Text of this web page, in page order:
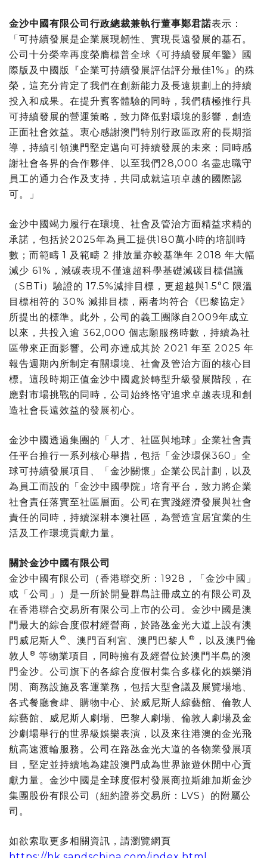
金沙中國有限公司行政總裁兼執行董事鄭君諾表示：
「可持續發展是企業展現韌性、實現長遠發展的基石。
公司十分榮幸再度榮膺標普全球《可持續發展年鑒》國
際版及中國版『企業可持續發展評估評分最佳1%』的殊
榮，這充分肯定了我們在創新能力及長遠規劃上的持續
投入和成果。在提升賓客體驗的同時，我們積極推行具
可持續發展的營運策略，致力降低對環境的影響，創造
正面社會效益。衷心感謝澳門特別行政區政府的長期指
導，持續引領澳門堅定邁向可持續發展的未來；同時感
謝社會各界的合作夥伴、以至我們28,000 名盡忠職守
員工的通力合作及支持，共同成就這項卓越的國際認
可。」
金沙中國竭力履行在環境、社會及管治方面精益求精的
承諾，包括於2025年為員工提供180萬小時的培訓時
數；而範疇 1 及範疇 2 排放量亦較基準年 2018 年大幅
減少 61%，減碳表現不僅遠超科學基礎減碳目標倡議
（SBTi）驗證的 17.5%減排目標，更超越與1.5°C 限溫
目標相符的 30% 減排目標，兩者均符合《巴黎協定》
所提出的標準。此外，公司的義工團隊自2009年成立
以來，共投入逾 362,000 個志願服務時數，持續為社
區帶來正面影響。公司亦達成其於 2021 年至 2025 年
報告週期內所制定有關環境、社會及管治方面的核心目
標。這段時期正值金沙中國處於轉型升級發展階段，在
應對市場挑戰的同時，公司始終恪守追求卓越表現和創
造社會長遠效益的發展初心。
金沙中國透過集團的「人才、社區與地球」企業社會責
任平台推行一系列核心舉措，包括「金沙環保360」全
球可持續發展項目、「金沙關懷」企業公民計劃，以及
為員工而設的「金沙中國學院」培育平台，致力將企業
社會責任落實至社區層面。公司在實踐經濟發展與社會
責任的同時，持續深耕本澳社區，為營造宜居宜業的生
活及工作環境貢獻力量。
關於金沙中國有限公司
金沙中國有限公司（香港聯交所：1928，「金沙中國」
或「公司」）是一所於開曼群島註冊成立的有限公司及
在香港聯合交易所有限公司上市的公司。金沙中國是澳
門最大的綜合度假村經營商，於路氹金光大道上設有澳
門威尼斯人 ® 、澳門百利宮、澳門巴黎人 ® ，以及澳門倫
敦人 ® 等物業項目，同時擁有及經營位於澳門半島的澳
門金沙。公司旗下的各綜合度假村集合多樣化的娛樂消
閒、商務設施及客運業務，包括大型會議及展覽場地、
各式餐廳食肆、購物中心、於威尼斯人綜藝館、倫敦人
綜藝館、威尼斯人劇場、巴黎人劇場、倫敦人劇場及金
沙劇場舉行的世界級娛樂表演，以及來往港澳的金光飛
航高速渡輪服務。公司在路氹金光大道的各物業發展項
目，堅定並持續地為建設澳門成為世界旅遊休閒中心貢
獻力量。金沙中國是全球度假村發展商拉斯維加斯金沙
集團股份有限公司（紐約證券交易所：LVS）的附屬公
司。
如欲索取更多相關資訊，請瀏覽網頁